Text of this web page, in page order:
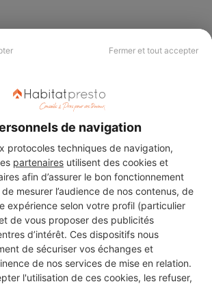
Fermer et tout accepter
de navigation
protocoles techniques de navigation,
partenaires utilisent des cookies et
afin d’assurer le bon fonctionnement
mesurer l’audience de nos contenus, de
expérience selon votre profil (particulier
de vous proposer des publicités
d’intérêt. Ces dispositifs nous
de sécuriser vos échanges et
de nos services de mise en relation.
l'utilisation de ces cookies, les refuser,
CHERCHER ?
des travaux et ne savez quel professionnel
devis travauxauprès de notre réseau de 5 000
partout en France.
DEMANDER UN DEVIS